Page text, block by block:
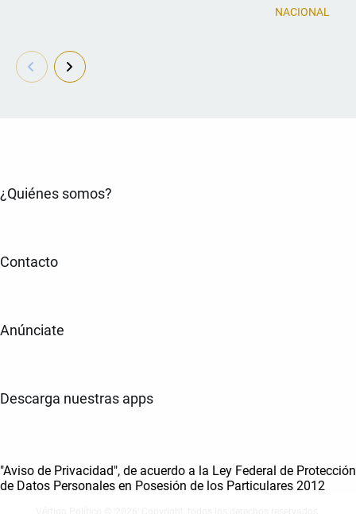
NACIONAL
¿Quiénes somos?
Contacto
Anúnciate
Descarga nuestras apps
"Aviso de Privacidad", de acuerdo a la Ley Federal de Protección
de Datos Personales en Posesión de los Particulares 2012